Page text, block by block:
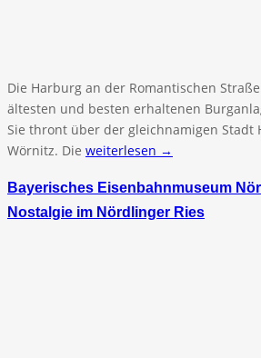
Die Harburg an der Romantischen
ältesten und besten erhaltenen
Sie thront über der gleichnamigen Stadt
Wörnitz. Die weiterlesen →
Bayerisches Eisenbahnmuseum
Nostalgie im Nördlinger Ries